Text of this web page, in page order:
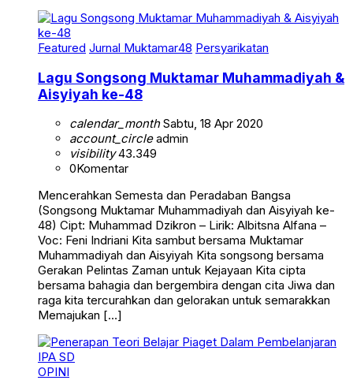
Featured Jurnal Muktamar48 Persyarikatan
Lagu Songsong Muktamar Muhammadiyah &
Aisyiyah ke-48
calendar_monthSabtu, 18 Apr 2020
account_circleadmin
visibility43.349
0Komentar
Mencerahkan Semesta dan Peradaban Bangsa
(Songsong Muktamar Muhammadiyah dan Aisyiyah ke-
48) Cipt: Muhammad Dzikron – Lirik: Albitsna Alfana –
Voc: Feni Indriani Kita sambut bersama Muktamar
Muhammadiyah dan Aisyiyah Kita songsong bersama
Gerakan Pelintas Zaman untuk Kejayaan Kita cipta
bersama bahagia dan bergembira dengan cita Jiwa dan
raga kita tercurahkan dan gelorakan untuk semarakkan
Memajukan […]
OPINI